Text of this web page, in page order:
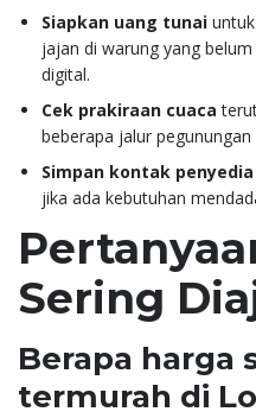
Siapkan uang tunai
jajan di warung yang
digital.
Cek prakiraan cuaca
beberapa jalur pegunungan
Simpan kontak
jika ada kebutuhan
Sering
Berapa harga
termurah di